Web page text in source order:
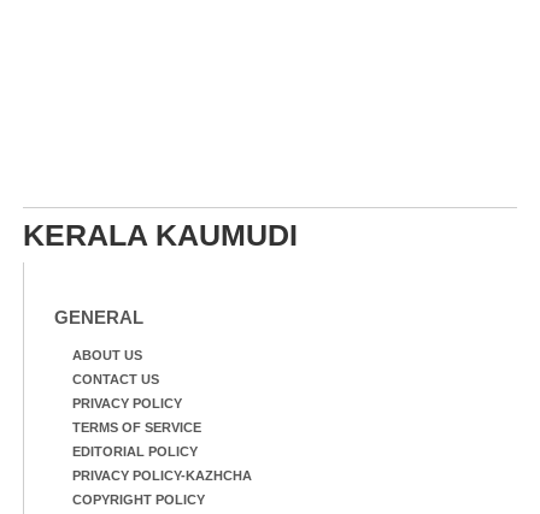
KERALA KAUMUDI
GENERAL
ABOUT US
CONTACT US
PRIVACY POLICY
TERMS OF SERVICE
EDITORIAL POLICY
PRIVACY POLICY-KAZHCHA
COPYRIGHT POLICY